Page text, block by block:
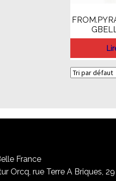
France
Orcq, rue Terre A Briques,